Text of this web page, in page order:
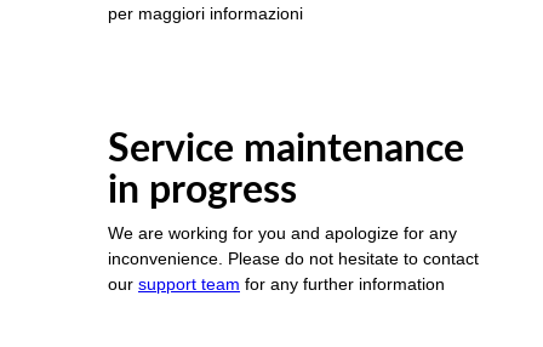
per maggiori informazioni
Service maintenance
in progress
We are working for you and apologize for any
inconvenience. Please do not hesitate to contact
our support team for any further information